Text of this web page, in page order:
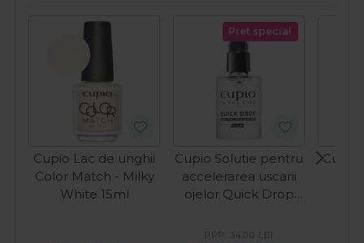
Cupio Lac de unghii
Color Match - Milky
White 15ml
Pret special
Cupio Solutie pentru
accelerarea uscarii
ojelor Quick Drop
PRP: 34,00 LEI
Cupio